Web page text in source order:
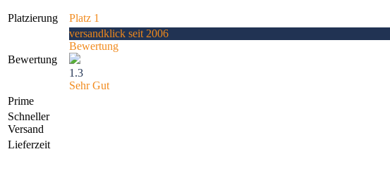
Platzierung Platz 1
Bewertung
versandklick seit 2006
Bewertung
1.3
Sehr Gut
Prime
Schneller
Versand
Lieferzeit